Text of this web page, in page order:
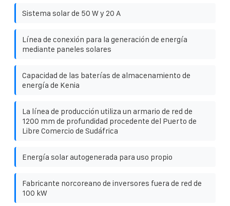
Sistema solar de 50 W y 20 A
Línea de conexión para la generación de energía
mediante paneles solares
Capacidad de las baterías de almacenamiento de
energía de Kenia
La línea de producción utiliza un armario de red de
1200 mm de profundidad procedente del Puerto de
Libre Comercio de Sudáfrica
Energía solar autogenerada para uso propio
Fabricante norcoreano de inversores fuera de red de
100 kW